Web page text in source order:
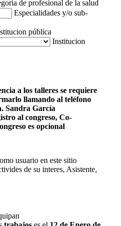
de profesional de la salud
Especialidades y/o sub-
pública
Institucion
a los talleres se requiere
llamando al teléfono
Sandra García
al congreso, Co-
es opcional
usuario en este sitio
de su interes, Asistente,